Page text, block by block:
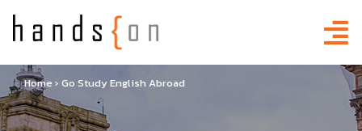
Home › Go Study English Abroad